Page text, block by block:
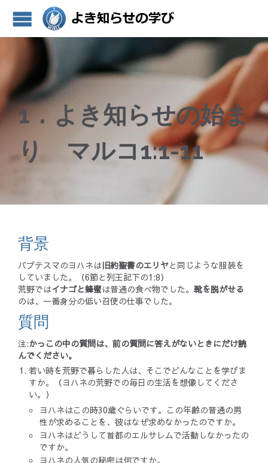
1．よき知らせの始ま
り マルコ1:1-11
背景
バプテスマのヨハネは旧約聖書のエリヤと同じような服装を
していました。（6節と列王記下の1:8）
荒野ではイナゴと蜂蜜は普通の食べ物でした。 靴を脱がせる
のは、一番身分の低い召使の仕事でした。
質問
注:かっこの中の質問は、前の質問に答えがないときにだけ読
んでください。
若い時を荒野で暮らした人は、そこでどんなことを学びま
すか。（ヨハネの荒野での毎日の生活を想像してくださ
い。）
ヨハネはこの時30歳ぐらいです。この年齢の普通の男
性が求めることを、彼はなぜ求めなかったのですか。
ヨハネはどうして首都のエルサレムで活動しなかったの
ですか。
ヨハネの人気の秘密は何ですか。